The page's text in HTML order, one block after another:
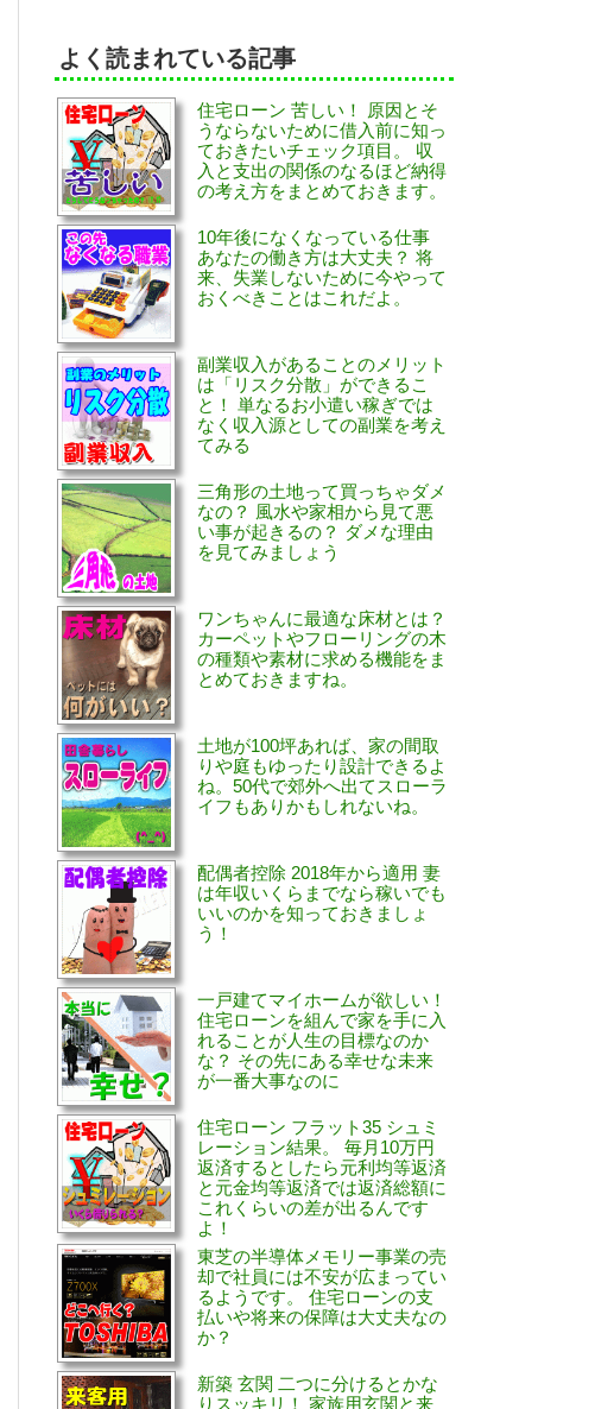
よく読まれている記事
住宅ローン 苦しい！ 原因とそ
うならないために借入前に知っ
ておきたいチェック項目。 収
入と支出の関係のなるほど納得
の考え方をまとめておきます。
10年後になくなっている仕事
あなたの働き方は大丈夫？ 将
来、失業しないために今やって
おくべきことはこれだよ。
副業収入があることのメリット
は「リスク分散」ができるこ
と！ 単なるお小遣い稼ぎでは
なく収入源としての副業を考え
てみる
三角形の土地って買っちゃダメ
なの？ 風水や家相から見て悪
い事が起きるの？ ダメな理由
を見てみましょう
ワンちゃんに最適な床材とは？
カーペットやフローリングの木
の種類や素材に求める機能をま
とめておきますね。
土地が100坪あれば、家の間取
りや庭もゆったり設計できるよ
ね。50代で郊外へ出てスローラ
イフもありかもしれないね。
配偶者控除 2018年から適用 妻
は年収いくらまでなら稼いでも
いいのかを知っておきましょ
う！
一戸建てマイホームが欲しい！
住宅ローンを組んで家を手に入
れることが人生の目標なのか
な？ その先にある幸せな未来
が一番大事なのに
住宅ローン フラット35 シュミ
レーション結果。 毎月10万円
返済するとしたら元利均等返済
と元金均等返済では返済総額に
これくらいの差が出るんです
よ！
東芝の半導体メモリー事業の売
却で社員には不安が広まってい
るようです。 住宅ローンの支
払いや将来の保障は大丈夫なの
か？
新築 玄関 二つに分けるとかな
りスッキリ！ 家族用玄関と来